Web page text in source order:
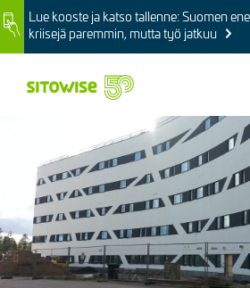
Skip
to
main
ImageLue kooste ja katso tallenne: Suomen
kriisejä paremmin, mutta työ jatkuu